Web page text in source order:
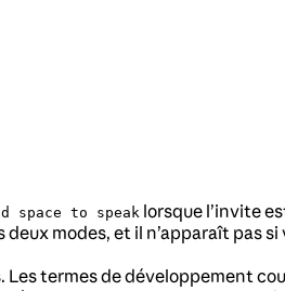
space to speak lorsque l’invite
modes, et il n’apparaît pas si
termes de développement